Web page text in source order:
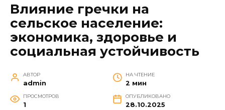
Влияние гречки на
сельское население:
экономика, здоровье и
социальная устойчивость
АВТОР
admin
НА ЧТЕНИЕ
2 мин
ПРОСМОТРОВ
1
ОПУБЛИКОВАНО
28.10.2025